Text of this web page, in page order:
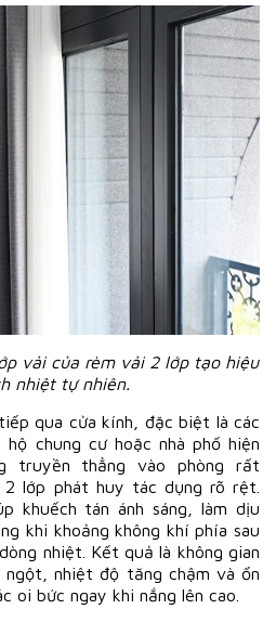
vải của rèm vải 2 lớp tạo hiệu
nhiệt tự nhiên.
qua cửa kính, đặc biệt là các
chung cư hoặc nhà phố hiện
truyền thẳng vào phòng rất
2 lớp phát huy tác dụng rõ rệt.
khuếch tán ánh sáng, làm dịu
khi khoảng không khí phía sau
nhiệt. Kết quả là không gian
nhiệt độ tăng chậm và ổn
oi bức ngay khi nắng lên cao.